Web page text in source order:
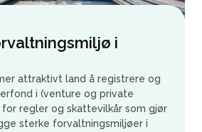
i
attraktivt land å registrere og
i (venture og private
for regler og skattevilkår som gjør
sterke forvaltningsmiljøer i